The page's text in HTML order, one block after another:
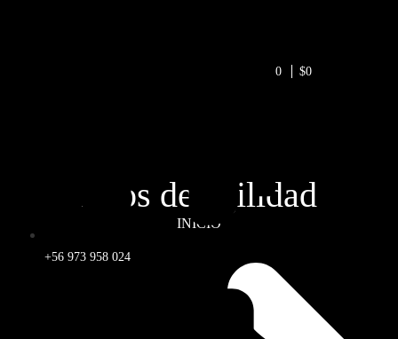
+56 973 958 024
0 $0
Aros de agilidad
INICIO